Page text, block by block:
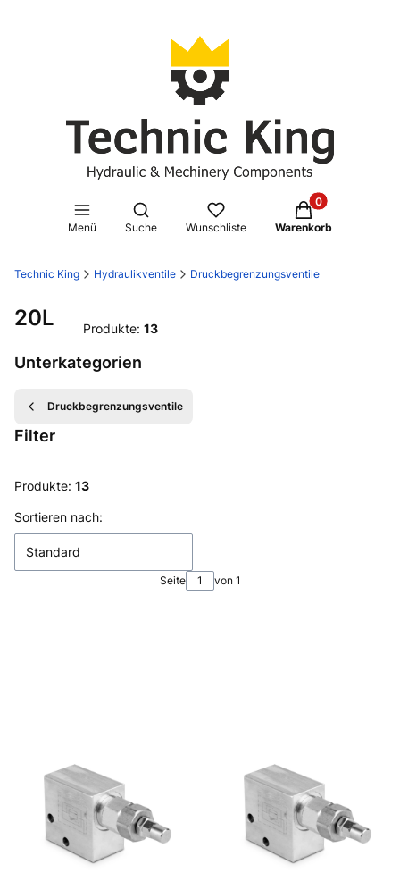
Menü
Suchmaschine öffnen
Suche Wunschliste
Produkte im
Warenkorb
Technic King Hydraulikventile Druckbegrenzungsventile
20L Produkte: 13
Unterkategorien
Druckbegrenzungsventile
Filter
Ende der Filter
Produkte: 13
Produktliste
Sortieren nach:
Standard
Seite von 1